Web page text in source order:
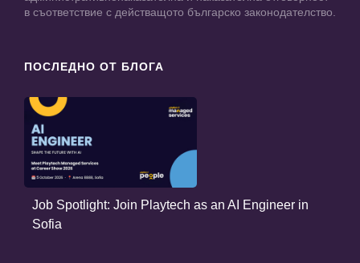
в съответствие с действащото българско законодателство.
ПОСЛЕДНО ОТ БЛОГА
Job Spotlight: Join Playtech as an AI Engineer in
Sofia